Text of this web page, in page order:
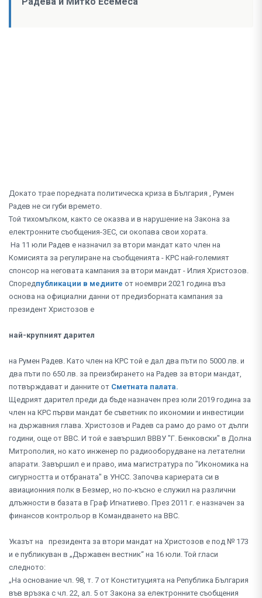
Докато трае поредната политическа криза в България , Румен
Радев не си губи времето.
Той тихомълком, както се оказва и в нарушение на Закона за
електронните съобщения-ЗЕС, си окопава свои хората.
На 11 юли Радев е назначил за втори мандат като член на
Комисията за регулиране на съобщенията - КРС най-големият
спонсор на неговата кампания за втори мандат - Илия Христозов.
Споредпубликации в медиите от ноември 2021 година въз
основа на официални данни от предизборната кампания за
президент Христозов е
най-крупният дарител
на Румен Радев. Като член на КРС той е дал два пъти по 5000 лв. и
два пъти по 650 лв. за преизбирането на Радев за втори мандат,
потвърждават и данните от Сметната палата.
Щедрият дарител преди да бъде назначен през юли 2019 година за
член на КРС първи мандат бе съветник по икономии и инвестиции
на държавния глава. Христозов и Радев са рамо до рамо от дълги
години, още от ВВС. И той е завършил ВВВУ "Г. Бенковски" в Долна
Митрополия, но като инженер по радиооборудване на летателни
апарати. Завършил е и право, има магистратура по "Икономика на
сигурността и отбраната" в УНСС. Започва кариерата си в
авиационния полк в Безмер, но по-късно е служил на различни
длъжности в базата в Граф Игнатиево. През 2011 г. е назначен за
финансов контрольор в Командването на ВВС.
Указът на президента за втори мандат на Христозов е под № 173
и е публикуван в „Държавен вестник“ на 16 юли. Той гласи
следното:
„На основание чл. 98, т. 7 от Конституцията на Република България
във връзка с чл. 22, ал. 5 от Закона за електронните съобщения